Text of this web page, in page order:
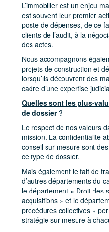
L’immobilier est un enjeu
est souvent leur premier
poste de dépenses, de ce
clients de l’audit, à la
des actes.
Nous accompagnons
projets de construction et
lorsqu’ils découvrent des
cadre d’une expertise
Quelles sont les plus-
de dossier ?
Le respect de nos valeurs
mission. La confidentialité
conseil sur-mesure sont
ce type de dossier.
Mais également le fait de
d’autres départements du
le département « Droit des
acquisitions » et le
procédures collectives »
stratégie sur mesure à